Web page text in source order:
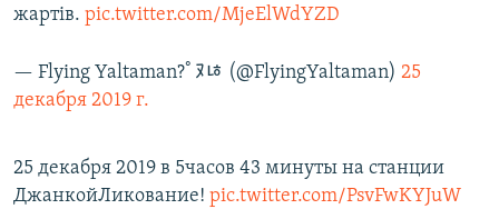
жартів. pic.twitter.com/MjeElWdYZD
— Flying Yaltaman?￰ﾟﾇﾦ (@FlyingYaltaman) 25
декабря 2019 г.
25 декабря 2019 в 5часов 43 минуты на станции
ДжанкойЛикование! pic.twitter.com/PsvFwKYJuW